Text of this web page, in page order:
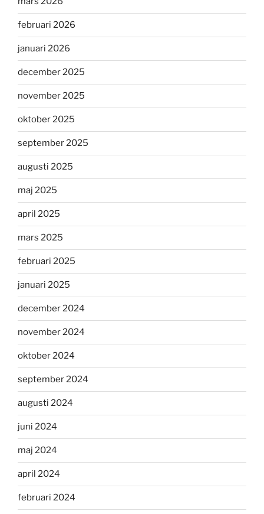
februari 2026
januari 2026
december 2025
november 2025
oktober 2025
september 2025
augusti 2025
maj 2025
april 2025
mars 2025
februari 2025
januari 2025
december 2024
november 2024
oktober 2024
september 2024
augusti 2024
juni 2024
maj 2024
april 2024
februari 2024